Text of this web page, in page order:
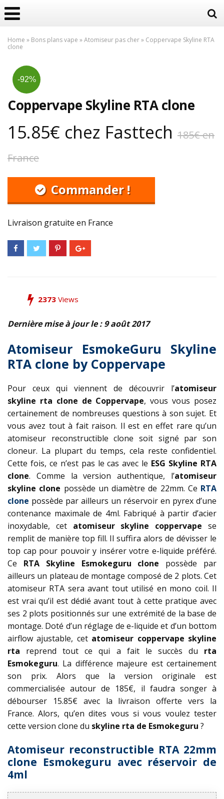
Home » Bons plans vape »Atomiseur pas cher» Coppervape Skyline RTA
clone
-92%
Coppervape Skyline RTA clone
15.85€ chez Fasttech 185€ en
France
Commander !
Livraison gratuite en France
2373 Views
Dernière mise à jour le : 9 août 2017
Atomiseur EsmokeGuru Skyline
RTA clone by Coppervape
Pour ceux qui viennent de découvrir l’atomiseur
skyline rta clone de Coppervape, vous vous posez
certainement de nombreuses questions à son sujet. Et
vous avez tout à fait raison. Il est en effet rare qu’un
atomiseur reconstructible clone soit signé par son
cloneur. La plupart du temps, cela reste confidentiel.
Cette fois, ce n’est pas le cas avec le ESG Skyline RTA
clone. Comme la version authentique, l’atomiseur
skyline clone possède un diamètre de 22mm. Ce RTA
clone possède par ailleurs un réservoir en pyrex d’une
contenance maximale de 4ml. Fabriqué à partir d’acier
inoxydable, cet atomiseur skyline coppervape se
remplit de manière top fill. Il suffira alors de dévisser le
top cap pour pouvoir y insérer votre e-liquide préféré.
Ce RTA Skyline Esmokeguru clone possède par
ailleurs un plateau de montage composé de 2 plots. Cet
atomiseur RTA sera avant tout utilisé en mono coil. Il
est vrai qu’il est dédié avant tout à cette pratique avec
ses 2 plots positionnés sur une extrémité de la base de
montage. Doté d’un réglage de e-liquide et d’un bottom
airflow ajustable, cet atomiseur coppervape skyline
rta reprend tout ce qui a fait le succès du rta
Esmokeguru. La différence majeure est certainement
son prix. Alors que la version originale est
commercialisée autour de 185€, il faudra songer à
débourser 15.85€ avec la livraison offerte vers la
France. Alors, qu’en dites vous si vous voulez tester
cette version clone du skyline rta de Esmokeguru ?
Atomiseur reconstructible RTA 22mm
clone Esmokeguru avec réservoir de
4ml